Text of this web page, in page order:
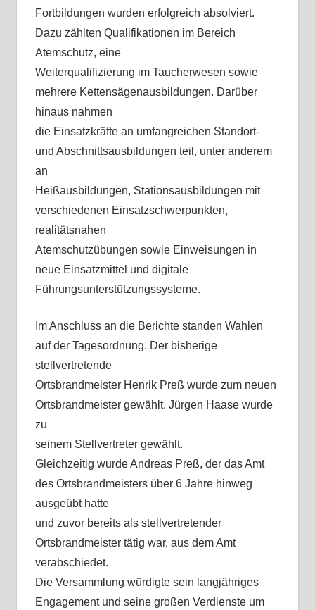
Fortbildungen wurden erfolgreich absolviert.
Dazu zählten Qualifikationen im Bereich
Atemschutz, eine
Weiterqualifizierung im Taucherwesen sowie
mehrere Kettensägenausbildungen. Darüber
hinaus nahmen
die Einsatzkräfte an umfangreichen Standort-
und Abschnittsausbildungen teil, unter anderem
an
Heißausbildungen, Stationsausbildungen mit
verschiedenen Einsatzschwerpunkten,
realitätsnahen
Atemschutzübungen sowie Einweisungen in
neue Einsatzmittel und digitale
Führungsunterstützungssysteme.
Im Anschluss an die Berichte standen Wahlen
auf der Tagesordnung. Der bisherige
stellvertretende
Ortsbrandmeister Henrik Preß wurde zum neuen
Ortsbrandmeister gewählt. Jürgen Haase wurde
zu
seinem Stellvertreter gewählt.
Gleichzeitig wurde Andreas Preß, der das Amt
des Ortsbrandmeisters über 6 Jahre hinweg
ausgeübt hatte
und zuvor bereits als stellvertretender
Ortsbrandmeister tätig war, aus dem Amt
verabschiedet.
Die Versammlung würdigte sein langjähriges
Engagement und seine großen Verdienste um